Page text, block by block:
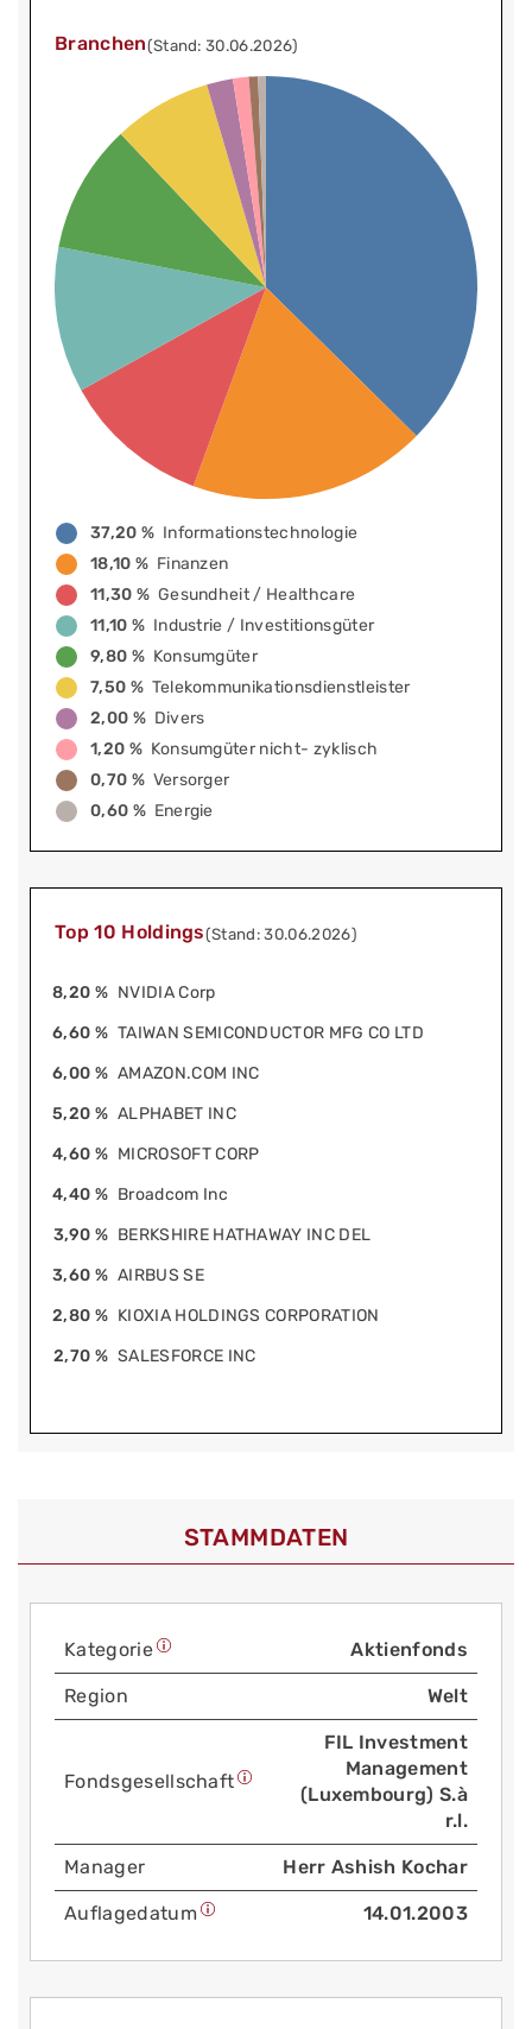
Branchen(Stand: 30.06.2026)
37,20 % Informationstechnologie
18,10 % Finanzen
11,30 % Gesundheit / Healthcare
11,10 % Industrie / Investitionsgüter
9,80 % Konsumgüter
7,50 % Telekommunikationsdienstleister
2,00 % Divers
1,20 % Konsumgüter nicht- zyklisch
0,70 % Versorger
0,60 % Energie
Top 10 Holdings(Stand: 30.06.2026)
8,20 % NVIDIA Corp
6,60 % TAIWAN SEMICONDUCTOR MFG CO LTD
6,00 % AMAZON.COM INC
5,20 % ALPHABET INC
4,60 % MICROSOFT CORP
4,40 % Broadcom Inc
3,90 % BERKSHIRE HATHAWAY INC DEL
3,60 % AIRBUS SE
2,80 % KIOXIA HOLDINGS CORPORATION
2,70 % SALESFORCE INC
STAMMDATEN
Kategorie Aktienfonds
Region Welt
Fonds­gesellschaft
FIL Investment
Management
(Luxembourg) S.à
r.l.
Manager Herr Ashish Kochar
Auflage­datum 14.01.2003